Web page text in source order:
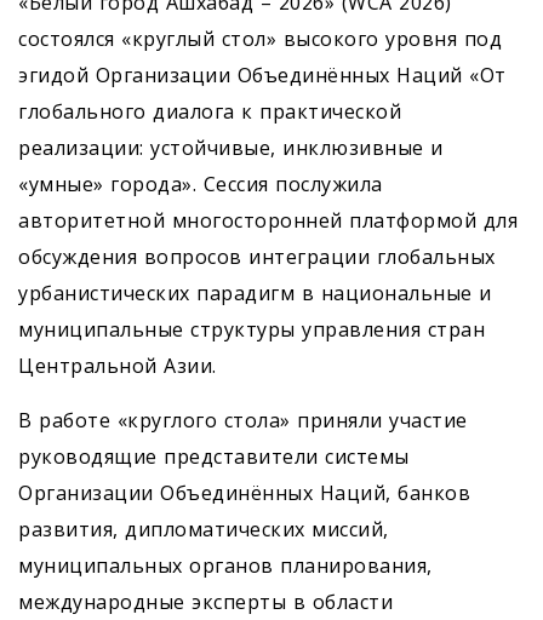
состоялся «круглый стол» высокого уровня под
эгидой Организации Объединённых Наций «От
глобального диалога к практической
реализации: устойчивые, инклюзивные и
«умные» города». Сессия послужила
авторитетной многосторонней платформой для
обсуждения вопросов интеграции глобальных
урбанистических парадигм в национальные и
муниципальные структуры управления стран
Центральной Азии.
В работе «круглого стола» приняли участие
руководящие представители системы
Организации Объединённых Наций, банков
развития, дипломатических миссий,
муниципальных органов планирования,
международные эксперты в области